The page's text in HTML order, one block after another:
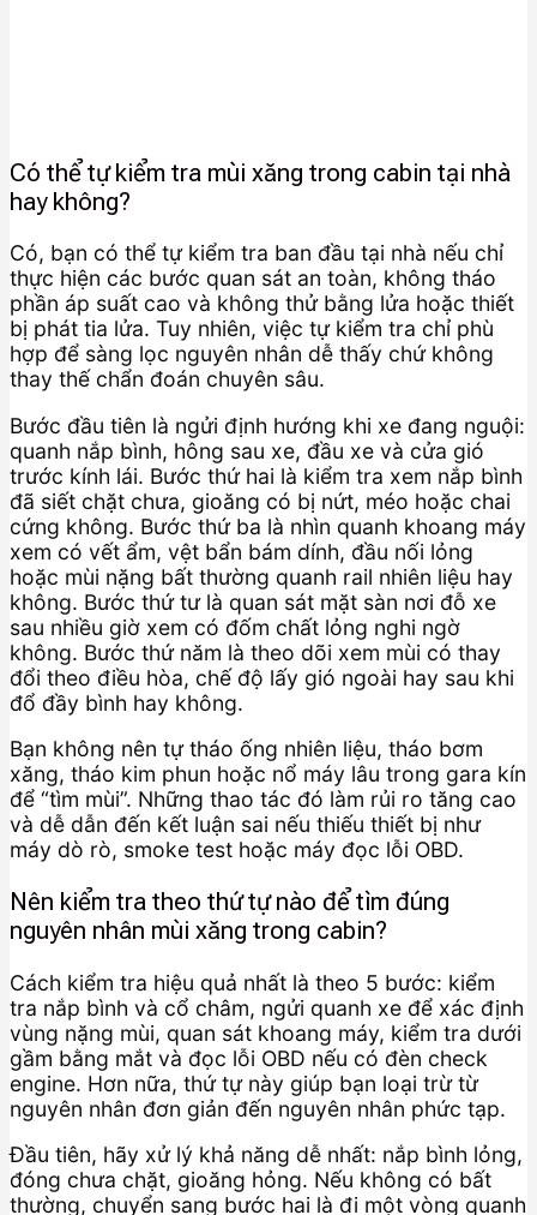
Có thể tự kiểm tra mùi xăng trong cabin tại nhà
hay không?
Có, bạn có thể tự kiểm tra ban đầu tại nhà nếu chỉ
thực hiện các bước quan sát an toàn, không tháo
phần áp suất cao và không thử bằng lửa hoặc thiết
bị phát tia lửa. Tuy nhiên, việc tự kiểm tra chỉ phù
hợp để sàng lọc nguyên nhân dễ thấy chứ không
thay thế chẩn đoán chuyên sâu.
Bước đầu tiên là ngửi định hướng khi xe đang nguội:
quanh nắp bình, hông sau xe, đầu xe và cửa gió
trước kính lái. Bước thứ hai là kiểm tra xem nắp bình
đã siết chặt chưa, gioăng có bị nứt, méo hoặc chai
cứng không. Bước thứ ba là nhìn quanh khoang máy
xem có vết ẩm, vệt bẩn bám dính, đầu nối lỏng
hoặc mùi nặng bất thường quanh rail nhiên liệu hay
không. Bước thứ tư là quan sát mặt sàn nơi đỗ xe
sau nhiều giờ xem có đốm chất lỏng nghi ngờ
không. Bước thứ năm là theo dõi xem mùi có thay
đổi theo điều hòa, chế độ lấy gió ngoài hay sau khi
đổ đầy bình hay không.
Bạn không nên tự tháo ống nhiên liệu, tháo bơm
xăng, tháo kim phun hoặc nổ máy lâu trong gara kín
để “tìm mùi”. Những thao tác đó làm rủi ro tăng cao
và dễ dẫn đến kết luận sai nếu thiếu thiết bị như
máy dò rò, smoke test hoặc máy đọc lỗi OBD.
Nên kiểm tra theo thứ tự nào để tìm đúng
nguyên nhân mùi xăng trong cabin?
Cách kiểm tra hiệu quả nhất là theo 5 bước: kiểm
tra nắp bình và cổ châm, ngửi quanh xe để xác định
vùng nặng mùi, quan sát khoang máy, kiểm tra dưới
gầm bằng mắt và đọc lỗi OBD nếu có đèn check
engine. Hơn nữa, thứ tự này giúp bạn loại trừ từ
nguyên nhân đơn giản đến nguyên nhân phức tạp.
Đầu tiên, hãy xử lý khả năng dễ nhất: nắp bình lỏng,
đóng chưa chặt, gioăng hỏng. Nếu không có bất
thường, chuyển sang bước hai là đi một vòng quanh